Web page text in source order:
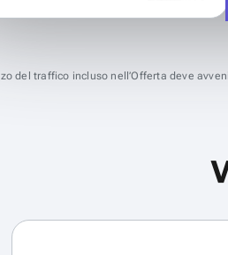
del traffico incluso nell’Offerta deve